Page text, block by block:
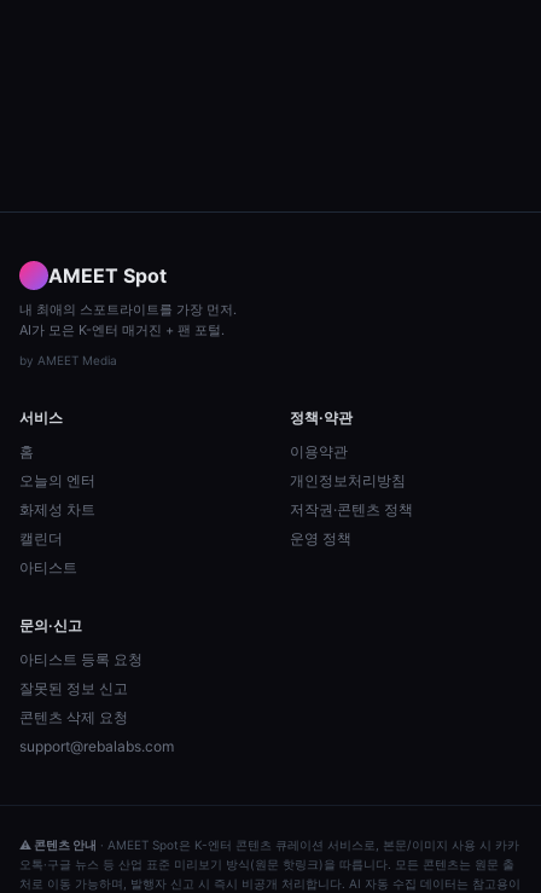
AMEET Spot
내 최애의 스포트라이트를 가장 먼저.
AI가 모은 K-엔터 매거진 + 팬 포털.
by AMEET Media
서비스
홈
오늘의 엔터
화제성 차트
캘린더
아티스트
정책·약관
이용약관
개인정보처리방침
저작권·콘텐츠 정책
운영 정책
문의·신고
아티스트 등록 요청
잘못된 정보 신고
콘텐츠 삭제 요청
support@rebalabs.com
⚠ 콘텐츠 안내 · AMEET Spot은 K-엔터 콘텐츠 큐레이션 서비스로, 본문/이미지 사용 시 카카
오톡·구글 뉴스 등 산업 표준 미리보기 방식(원문 핫링크)을 따릅니다. 모든 콘텐츠는 원문 출
처로 이동 가능하며, 발행자 신고 시 즉시 비공개 처리합니다. AI 자동 수집 데이터는 참고용이